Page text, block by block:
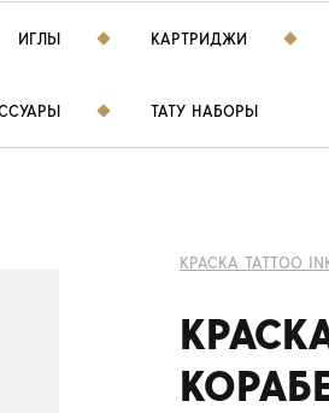
ИГЛЫ КАРТРИДЖИ
ТАТУ НАБОРЫ
КРАСКА TATTOO